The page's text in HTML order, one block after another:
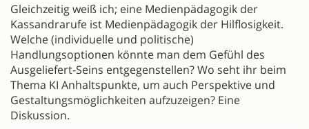
Gleichzeitig weiß ich; eine Medienpädagogik der
Kassandrarufe ist Medienpädagogik der Hilflosigkeit.
Welche (individuelle und politische)
Handlungsoptionen könnte man dem Gefühl des
Ausgeliefert-Seins entgegenstellen? Wo seht ihr beim
Thema KI Anhaltspunkte, um auch Perspektive und
Gestaltungsmöglichkeiten aufzuzeigen? Eine
Diskussion.